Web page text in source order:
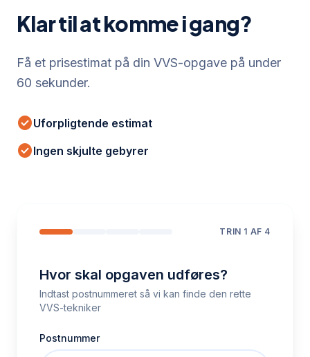
Klar til at komme i gang?
Få et prisestimat på din VVS-opgave på under
60 sekunder.
check_circleUforpligtende estimat
check_circleIngen skjulte gebyrer
TRIN 1 AF 4
Hvor skal opgaven udføres?
Indtast postnummeret så vi kan finde den rette
VVS-tekniker
Postnummer